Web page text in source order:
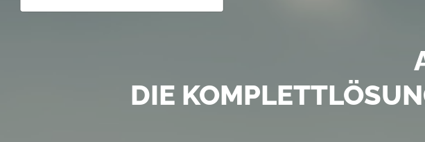
DIE
ONLINE BRIEFE